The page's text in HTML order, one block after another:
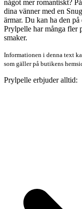
något mer romantiskt?
dina vänner med en
ärmar. Du kan ha den
Prylpelle har många fler
smaker.
Informationen i denna text
som gäller på butikens
Prylpelle erbjuder alltid: